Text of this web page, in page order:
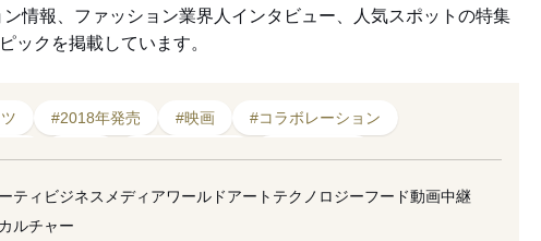
情報、ファッション業界人インタビュー、人気スポットの特集
ックを掲載しています。
#2018年発売 #映画
#コラボレーション
#エクストララージ #オンラインストア #浮世絵
#再始動
ー #2023年発売
ティ ビジネス メディアワールドアート テクノロジーフード動画中継
カルチャー